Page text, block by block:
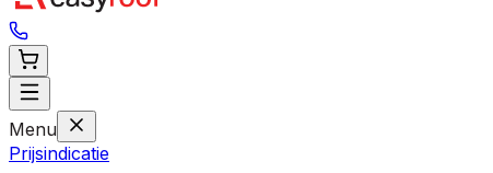
Menu
Prijsindicatie